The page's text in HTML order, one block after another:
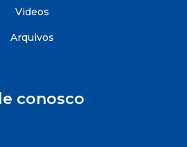
Videos
Arquivos
conosco